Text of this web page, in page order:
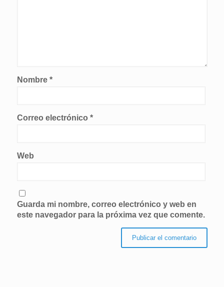
Nombre *
Correo electrónico *
Web
Guarda mi nombre, correo electrónico y web en
este navegador para la próxima vez que comente.